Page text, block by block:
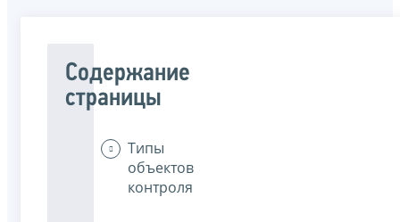
Содержание
страницы
Типы
объектов
контроля